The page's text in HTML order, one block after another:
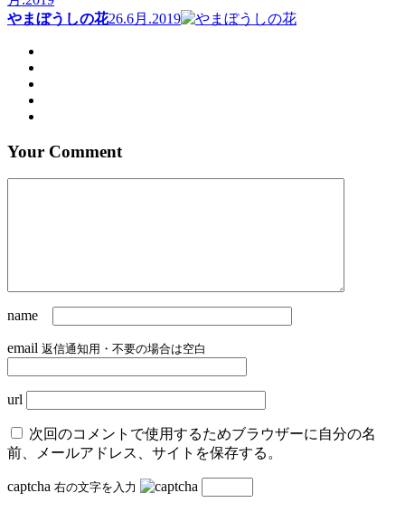
やまぼうしの花26.6月.2019
Your Comment
name
email 返信通知用・不要の場合は空白
url
次回のコメントで使用するためブラウザーに自分の名
前、メールアドレス、サイトを保存する。
captcha 右の文字を入力